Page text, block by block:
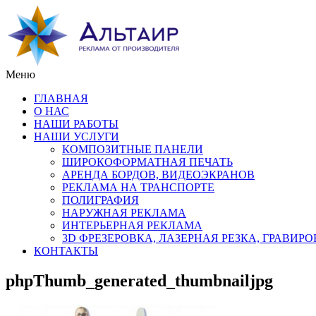
Меню
ГЛАВНАЯ
О НАС
НАШИ РАБОТЫ
НАШИ УСЛУГИ
КОМПОЗИТНЫЕ ПАНЕЛИ
ШИРОКОФОРМАТНАЯ ПЕЧАТЬ
АРЕНДА БОРДОВ, ВИДЕОЭКРАНОВ
РЕКЛАМА НА ТРАНСПОРТЕ
ПОЛИГРАФИЯ
НАРУЖНАЯ РЕКЛАМА
ИНТЕРЬЕРНАЯ РЕКЛАМА
3D ФРЕЗЕРОВКА, ЛАЗЕРНАЯ РЕЗКА,
КОНТАКТЫ
phpThumb_generated_thumbnailjpg